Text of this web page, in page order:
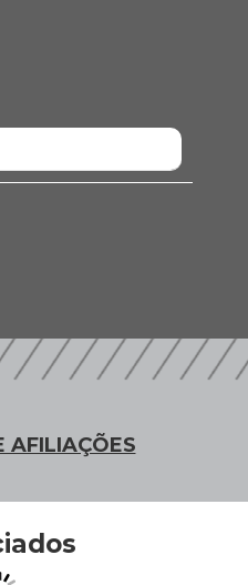
AFILIAÇÕES